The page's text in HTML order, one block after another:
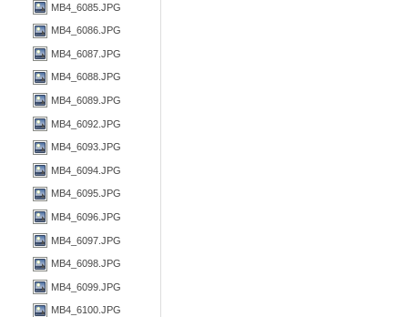
MB4_6085.JPG
MB4_6086.JPG
MB4_6087.JPG
MB4_6088.JPG
MB4_6089.JPG
MB4_6092.JPG
MB4_6093.JPG
MB4_6094.JPG
MB4_6095.JPG
MB4_6096.JPG
MB4_6097.JPG
MB4_6098.JPG
MB4_6099.JPG
MB4_6100.JPG